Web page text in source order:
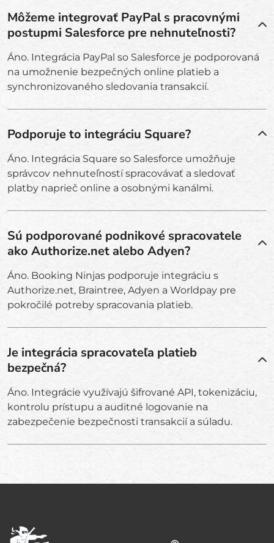
Môžeme integrovať PayPal s pracovnými
postupmi Salesforce pre nehnuteľnosti?
Áno. Integrácia PayPal so Salesforce je podporovaná
na umožnenie bezpečných online platieb a
synchronizovaného sledovania transakcií.
Podporuje to integráciu Square?
Áno. Integrácia Square so Salesforce umožňuje
správcov nehnuteľností spracovávať a sledovať
platby naprieč online a osobnými kanálmi.
Sú podporované podnikové spracovatele
ako Authorize.net alebo Adyen?
Áno. Booking Ninjas podporuje integráciu s
Authorize.net, Braintree, Adyen a Worldpay pre
pokročilé potreby spracovania platieb.
Je integrácia spracovateľa platieb
bezpečná?
Áno. Integrácie využívajú šifrované API, tokenizáciu,
kontrolu prístupu a auditné logovanie na
zabezpečenie bezpečnosti transakcií a súladu.